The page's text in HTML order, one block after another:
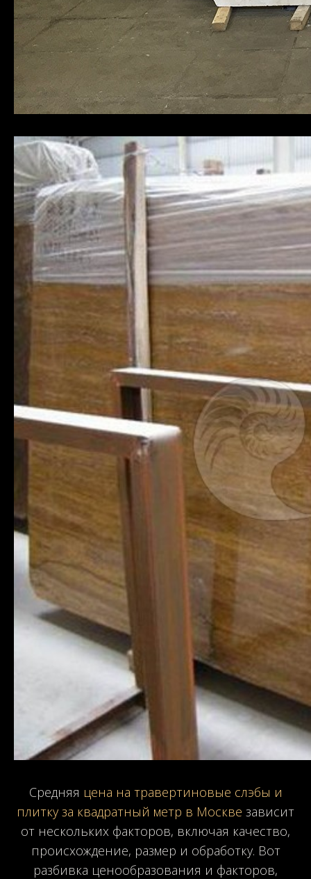
Средняя цена на травертиновые слэбы и
плитку за квадратный метр в Москве зависит
от нескольких факторов, включая качество,
происхождение, размер и обработку. Вот
разбивка ценообразования и факторов,